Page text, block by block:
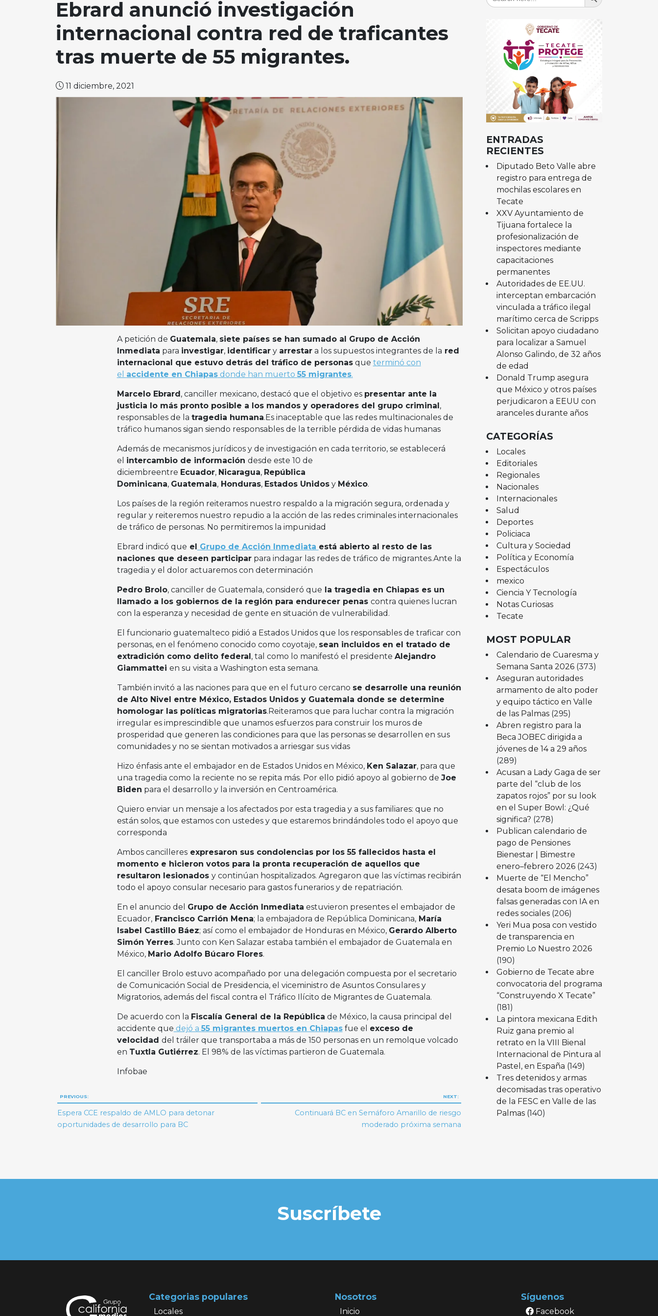
Ebrard anunció investigación
internacional contra red de traficantes
tras muerte de 55 migrantes.
11 diciembre, 2021
A petición de Guatemala, siete países se han sumado al Grupo de Acción
Inmediata para investigar, identificary arrestara los supuestos integrantes de la red
internacional que estuvo detrás del tráfico de personasque terminó con
el accidente en Chiapasdonde han muerto 55 migrantes.
Marcelo Ebrard , canciller mexicano, destacó que el objetivo es presentar ante la
justicia lo más pronto posible a los mandos y operadores del grupo criminal ,
responsables de la tragedia humana.Es inaceptable que las redes multinacionales de
tráfico humanos sigan siendo responsables de la terrible pérdida de vidas humanas
Además de mecanismos jurídicos y de investigación en cada territorio, se establecerá
el intercambio de información desde este 10 de
diciembreentre Ecuador, Nicaragua, República
Dominicana, Guatemala,Honduras, Estados Unidosy México.
Los países de la región reiteramos nuestro respaldo a la migración segura, ordenada y
regular y reiteremos nuestro repudio a la acción de las redes criminales internacionales
de tráfico de personas. No permitiremos la impunidad
Ebrard indicó que el Grupo de Acción Inmediata está abierto al resto de las
naciones que deseen participarpara indagar las redes de tráfico de migrantes.Ante la
tragedia y el dolor actuaremos con determinación
Pedro Brolo, canciller de Guatemala, consideró que la tragedia en Chiapas es un
llamado a los gobiernos de la región para endurecer penas contra quienes lucran
con la esperanza y necesidad de gente en situación de vulnerabilidad.
El funcionario guatemalteco pidió a Estados Unidos que los responsables de traficar con
personas, en el fenómeno conocido como coyotaje, sean incluidos en el tratado de
extradición como delito federal , tal como lo manifestó el presidente Alejandro
Giammattei en su visita a Washington esta semana.
También invitó a las naciones para que en el futuro cercano se desarrolle una reunión
de Alto Nivel entre México, Estados Unidos y Guatemala donde se determine
homologar las políticas migratorias.Reiteramos que para luchar contra la migración
irregular es imprescindible que unamos esfuerzos para construir los muros de
prosperidad que generen las condiciones para que las personas se desarrollen en sus
comunidades y no se sientan motivados a arriesgar sus vidas
Hizo énfasis ante el embajador en de Estados Unidos en México, Ken Salazar, para que
una tragedia como la reciente no se repita más. Por ello pidió apoyo al gobierno de Joe
Biden para el desarrollo y la inversión en Centroamérica.
Quiero enviar un mensaje a los afectados por esta tragedia y a sus familiares: que no
están solos, que estamos con ustedes y que estaremos brindándoles todo el apoyo que
corresponda
Ambos cancilleresexpresaron sus condolencias por los 55 fallecidos hasta el
momento e hicieron votos para la pronta recuperación de aquellos que
resultaron lesionados y continúan hospitalizados. Agregaron que las víctimas recibirán
todo el apoyo consular necesario para gastos funerarios y de repatriación.
En el anuncio del Grupo de Acción Inmediata estuvieron presentes el embajador de
Ecuador,Francisco Carrión Mena; la embajadora de República Dominicana,María
Isabel Castillo Báez; así como el embajador de Honduras en México, Gerardo Alberto
Simón Yerres. Junto con Ken Salazar estaba también el embajador de Guatemala en
México, Mario Adolfo Búcaro Flores.
El canciller Brolo estuvo acompañado por una delegación compuesta por el secretario
de Comunicación Social de Presidencia, el viceministro de Asuntos Consulares y
Migratorios, además del fiscal contra el Tráfico Ilícito de Migrantes de Guatemala.
De acuerdo con la Fiscalía General de la República de México, la causa principal del
accidente que dejó a 55 migrantes muertos en Chiapasfue el exceso de
velocidad del tráiler que transportaba a más de 150 personas en un remolque volcado
en Tuxtla Gutiérrez. El 98% de las víctimas partieron de Guatemala.
Infobae
Navegación
de
PREVIOUS:
Espera CCE respaldo de AMLO para detonar
oportunidades de desarrollo para BC
NEXT:
Continuará BC en Semáforo Amarillo de riesgo
moderado próxima semana
ENTRADAS
RECIENTES
Diputado Beto Valle abre
registro para entrega de
mochilas escolares en
Tecate
XXV Ayuntamiento de
Tijuana fortalece la
profesionalización de
inspectores mediante
capacitaciones
permanentes
Autoridades de EE.UU.
interceptan embarcación
vinculada a tráfico ilegal
marítimo cerca de Scripps
Solicitan apoyo ciudadano
para localizar a Samuel
Alonso Galindo, de 32 años
de edad
Donald Trump asegura
que México y otros países
perjudicaron a EEUU con
aranceles durante años
CATEGORÍAS
Locales
Editoriales
Regionales
Nacionales
Internacionales
Salud
Deportes
Policiaca
Cultura y Sociedad
Política y Economía
Espectáculos
mexico
Ciencia Y Tecnología
Notas Curiosas
Tecate
MOST POPULAR
Calendario de Cuaresma y
Semana Santa 2026 (373)
Aseguran autoridades
armamento de alto poder
y equipo táctico en Valle
de las Palmas (295)
Abren registro para la
Beca JOBEC dirigida a
jóvenes de 14 a 29 años
(289)
Acusan a Lady Gaga de ser
parte del “club de los
zapatos rojos” por su look
en el Super Bowl: ¿Qué
significa? (278)
Publican calendario de
pago de Pensiones
Bienestar | Bimestre
enero–febrero 2026 (243)
Muerte de “El Mencho”
desata boom de imágenes
falsas generadas con IA en
redes sociales (206)
Yeri Mua posa con vestido
de transparencia en
Premio Lo Nuestro 2026
(190)
Gobierno de Tecate abre
convocatoria del programa
“Construyendo X Tecate”
(181)
La pintora mexicana Edith
Ruiz gana premio al
retrato en la VIII Bienal
Internacional de Pintura al
Pastel, en España (149)
Tres detenidos y armas
decomisadas tras operativo
de la FESC en Valle de las
Palmas (140)
Suscríbete
Categorias populares
Locales
Nosotros
Inicio
Síguenos
Facebook